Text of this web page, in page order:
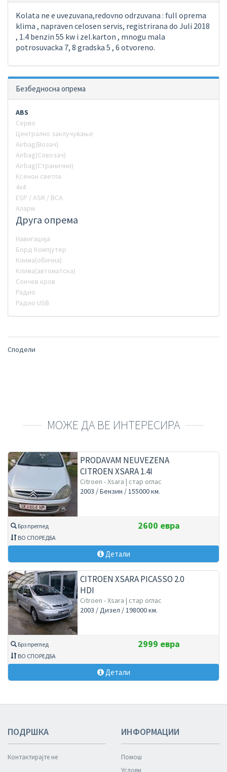
Kolata ne e uvezuvana,redovno odrzuvana : full oprema
klima , napraven celosen servis, registrirana do Juli 2018
, 1.4 benzin 55 kw i zel.karton , mnogu mala
potrosuvacka 7, 8 gradska 5 , 6 otvoreno.
Безбедносна опрема
ABS
Серво
Централно заклучување
Airbag(Возач)
Airbag(Совозач)
Airbag(Странични)
Ксенон светла
4х4
ESP / ASR / BCA
Аларм
Друга опрема
Навигација
Борд Компјутер
Клима(обична)
Клима(автоматска)
Сончев кров
Радио
Радио USB
Сподели
МОЖЕ ДА ВЕ ИНТЕРЕСИРА
PRODAVAM NEUVEZENA
CITROEN XSARA 1.4I
Citroen - Xsara | стар оглас
2003 / Бензин / 155000 км.
Брз преглед
ВО СПОРЕДБА
2600 евра
Детали
CITROEN XSARA PICASSO 2.0
HDI
Citroen - Xsara | стар оглас
2003 / Дизел / 198000 км.
Брз преглед
ВО СПОРЕДБА
2999 евра
Детали
ПОДРШКА
Контактирајте не
ИНФОРМАЦИИ
Помош